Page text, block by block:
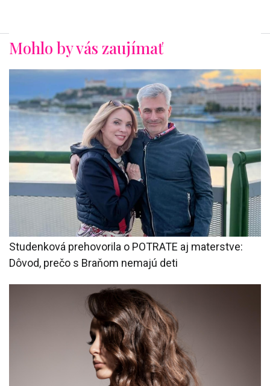
Mohlo by vás zaujímať
Studenková prehovorila o POTRATE aj materstve:
Dôvod, prečo s Braňom nemajú deti